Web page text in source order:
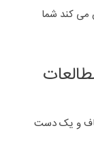
می کند شما
و یک دست